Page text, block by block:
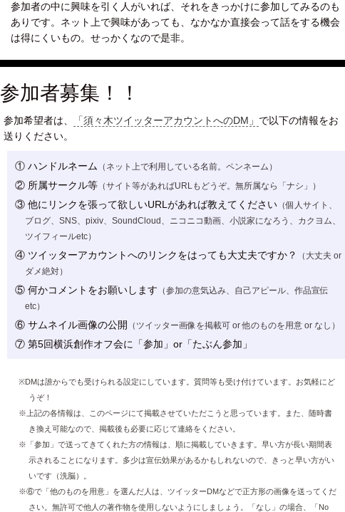
参加者の中に興味を引く人がいれば、それをきっかけに参加してみるのも
ありです。ネット上で興味があっても、なかなか直接会って話をする機会
は得にくいもの。せっかくなので是非。
参加者募集！！
参加希望者は、 「須々木ツイッターアカウントへのDM」 で以下の情報をお
送りください。
① ハンドルネーム （ネット上で利用している名前。ペンネーム）
② 所属サークル等 （サイト等があればURLもどうぞ。無所属なら「ナシ」）
③ 他にリンクを張って欲しいURLがあれば教えてください （個人サイト、
ブログ、SNS、pixiv、SoundCloud、ニコニコ動画、小説家になろう、カクヨム、
ツイフィールetc）
④ ツイッターアカウントへのリンクをはっても大丈夫ですか？
（大丈夫 or
ダメ絶対）
⑤ 何かコメントをお願いします （参加の意気込み、自己アピール、作品宣伝
etc）
⑥ サムネイル画像の公開 （ツイッター画像を掲載可 or 他のものを用意 or なし）
⑦ 第5回横浜創作オフ会に「参加」or「たぶん参加」
※DMは誰からでも受けられる設定にしています。質問等も受け付けています。お気軽にど
うぞ！
※上記の各情報は、このページにて掲載させていただこうと思っています。また、随時書
き換え可能なので、掲載後も必要に応じて連絡をください。
※「参加」で送ってきてくれた方の情報は、順に掲載していきます。早い方が長い期間表
示されることになります。多少は宣伝効果があるかもしれないので、きっと早い方がい
いです（洗脳）。
※⑥で「他のものを用意」を選んだ人は、ツイッターDMなどで正方形の画像を送ってくだ
さい。無許可で他人の著作物を使用しないようにしましょう。「なし」の場合、「No